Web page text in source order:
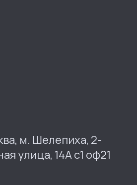
м. Шелепиха, 2-
улица, 14А с1 оф21